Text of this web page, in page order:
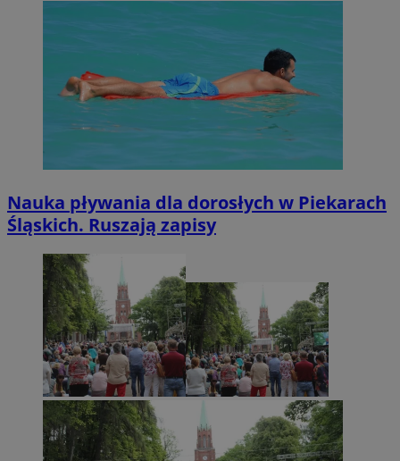
Nauka pływania dla dorosłych w Piekarach
Śląskich. Ruszają zapisy